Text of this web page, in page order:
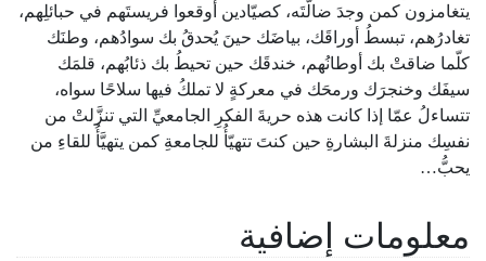
​يتغامزون كمن وجدَ ضالّتَه، كصيّادين أوقعوا فريستَهم في حبائلِهم،
تغادرُهم، تبسطُ أوراقَك، بياضَك حينَ يُحدقُ بك سوادُهم، وطنَك
كلّما ضاقتْ بك أوطانُهم، خندقَك حين تحيطُ بك ذئابُهم، قلمَك
سيفَك وخنجرَك ورمحَك في معركةٍ لا تملكُ فيها سلاحًا سواه،
تتساءلُ عمّا إذا كانت هذه حريةَ الفكرِ الجامعيِّ التي تنزَّلتْ من
نفسِك منزلةَ البشارةِ حين كنتَ تتهيّأُ للجامعةِ كمن يتهيَّأُ للقاءِ من
يحبُّ…
معلومات إضافية